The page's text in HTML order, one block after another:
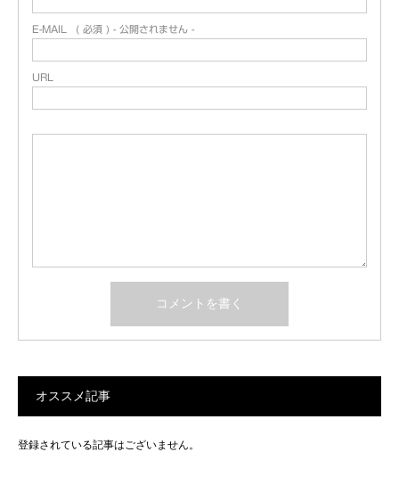
E-MAIL ( 必須 ) - 公開されません -
URL
オススメ記事
登録されている記事はございません。